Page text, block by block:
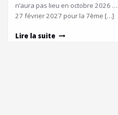
n’aura pas lieu en octobre 2026
27 février 2027 pour la 7ème […]
Lire la suite